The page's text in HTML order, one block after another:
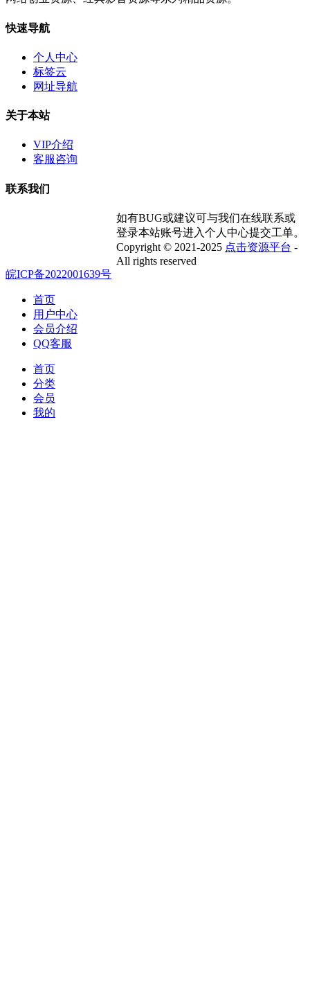
快速导航
个人中心
标签云
网址导航
关于本站
VIP介绍
客服咨询
联系我们
如有BUG或建议可与我们在线联系或
登录本站账号进入个人中心提交工单。
Copyright © 2021-2025 点击资源平台 -
All rights reserved
皖ICP备2022001639号
首页
用户中心
会员介绍
QQ客服
首页
分类
会员
我的